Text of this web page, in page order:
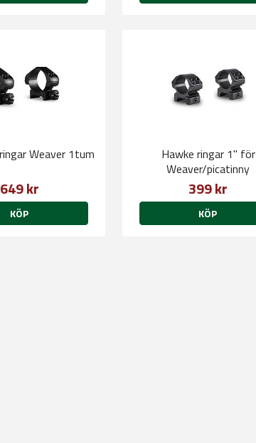
Weaver 1tum
649 kr
KÖP
Hawke ringar 1" för
Weaver/picatinny
399 kr
KÖP